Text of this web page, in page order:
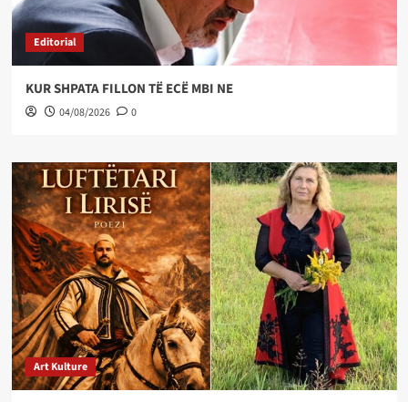
Editorial
KUR SHPATA FILLON TË ECË MBI NE
04/08/2026 0
Art Kulture